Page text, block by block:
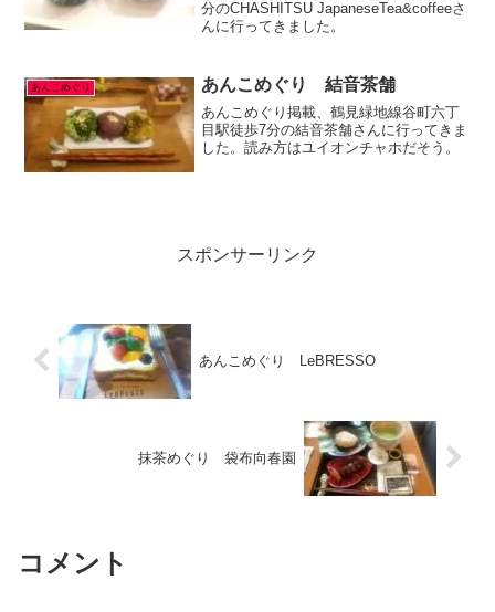
分のCHASHITSU JapaneseTea&coffeeさ
んに行ってきました。
あんこめぐり あんこめぐり 結音茶舗
あんこめぐり掲載、鶴見緑地線谷町六丁
目駅徒歩7分の結音茶舗さんに行ってきま
した。読み方はユイオンチャホだそう。
スポンサーリンク
あんこめぐり LeBRESSO
抹茶めぐり 袋布向春園
コメント